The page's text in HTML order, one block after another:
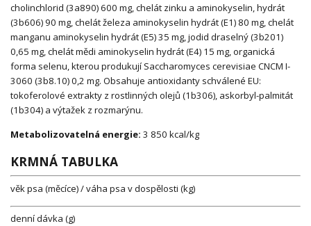
cholinchlorid (3a890) 600 mg, chelát zinku a aminokyselin, hydrát
(3b606) 90 mg, chelát železa aminokyselin hydrát (E1) 80 mg, chelát
manganu aminokyselin hydrát (E5) 35 mg, jodid draselný (3b201)
0,65 mg, chelát mědi aminokyselin hydrát (E4) 15 mg, organická
forma selenu, kterou produkují Saccharomyces cerevisiae CNCM I-
3060 (3b8.10) 0,2 mg. Obsahuje antioxidanty schválené EU:
tokoferolové extrakty z rostlinných olejů (1b306), askorbyl-palmitát
(1b304) a výtažek z rozmarýnu.
Metabolizovatelná energie: 3 850 kcal/kg
KRMNÁ TABULKA
věk psa (měcíce) / váha psa v dospělosti (kg)
denní dávka (g)